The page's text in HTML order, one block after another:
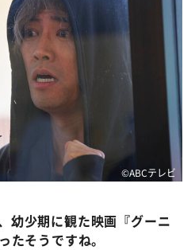
©️ABCテレビ
少期に観た映画『グーニ
たそうですね。